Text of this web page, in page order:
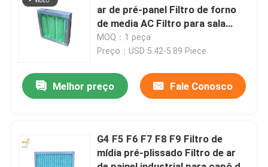
Controle da qualidade
Peça umas citações
Filtro profundo do plissado HEPA
Unidade de FFU
ar de pré-panel Filtro de forno
de media AC Filtro para sala
limpa
MOQ：1 peça
Preço：USD 5.42-5.89 Piece
Melhor preço Fale Conosco
G4 F5 F6 F7 F8 F9 Filtro de
mídia pré-plissado Filtro de ar